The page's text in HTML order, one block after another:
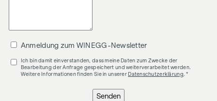
wirtschaftliches Naheverhältnis besteht.
Der Vermittler ist als Doppelmakler tätig.
Anmeldung zum WINEGG-Newsletter
Ich bin damit einverstanden, dass meine Daten zum Zwecke der
Bearbeitung der Anfrage gespeichert und weiterverarbeitet werden.
Weitere Informationen finden Sie in unserer Datenschutzerklärung . *
Senden